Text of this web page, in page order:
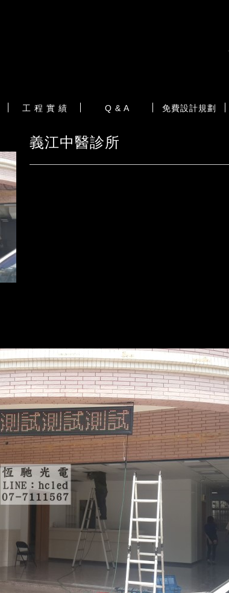
工 程 實 績 Q & A 免費設計規劃
義江中醫診所